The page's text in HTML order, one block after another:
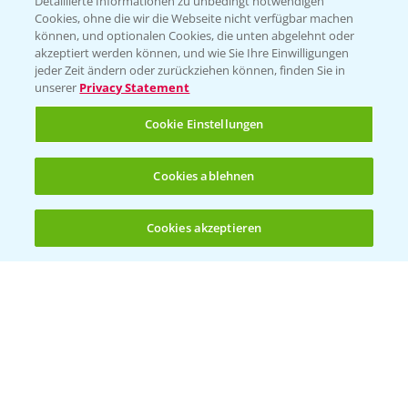
(noch 4)
Folgen Sie uns
Allgemeine Nutzungsbedingungen
Datenschutzerklärung
Cookies, ohne die wir die Webseite nicht verfügbar machen
können, und optionalen Cookies, die unten abgelehnt oder
akzeptiert werden können, und wie Sie Ihre Einwilligungen
jeder Zeit ändern oder zurückziehen können, finden Sie in
unserer Privacy Statement
Cookie Einstellungen
Cookies ablehnen
Cookies akzeptieren